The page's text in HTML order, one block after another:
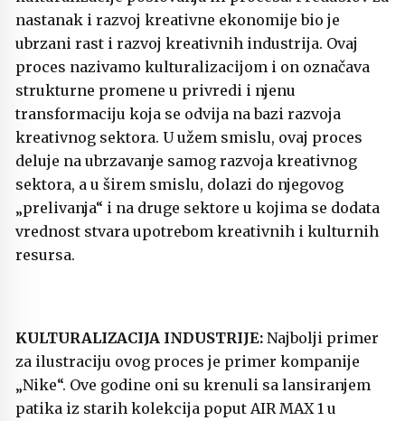
nastanak i razvoj kreativne ekonomije bio je
ubrzani rast i razvoj kreativnih industrija. Ovaj
proces nazivamo kulturalizacijom i on označava
strukturne promene u privredi i njenu
transformaciju koja se odvija na bazi razvoja
kreativnog sektora. U užem smislu, ovaj proces
deluje na ubrzavanje samog razvoja kreativnog
sektora, a u širem smislu, dolazi do njegovog
„prelivanja“ i na druge sektore u kojima se dodata
vrednost stvara upotrebom kreativnih i kulturnih
resursa.
KULTURALIZACIJA INDUSTRIJE: Najbolji primer
za ilustraciju ovog proces je primer kompanije
„Nike“. Ove godine oni su krenuli sa lansiranjem
patika iz starih kolekcija poput AIR MAX 1 u